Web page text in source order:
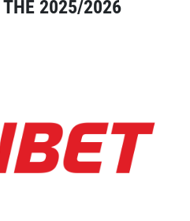
THE 2025/2026